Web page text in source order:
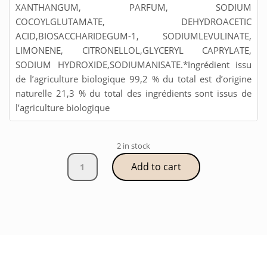
XANTHANGUM, PARFUM, SODIUM
COCOYLGLUTAMATE, DEHYDROACETIC
ACID,BIOSACCHARIDEGUM-1, SODIUMLEVULINATE,
LIMONENE, CITRONELLOL,GLYCERYL CAPRYLATE,
SODIUM HYDROXIDE,SODIUMANISATE.*Ingrédient issu
de l’agriculture biologique 99,2 % du total est d’origine
naturelle 21,3 % du total des ingrédients sont issus de
l’agriculture biologique
2 in stock
Masque
coton
Add to cart